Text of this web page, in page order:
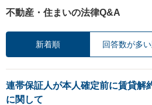
不動産・住まいの法律Q&A
新着順 回答数が多
連帯保証人が本人確定前に賃貸解
に関して